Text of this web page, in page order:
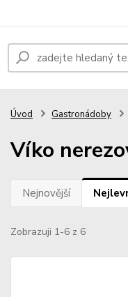
Úvod Gastronádoby
Víko
Nejnovější
Zobrazuji 1-6 z 6